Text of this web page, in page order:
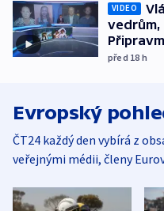
VIDEO
vedrům,
před 18 h
Evropský
ČT24 každý den vybírá z
veřejnými médii, členy